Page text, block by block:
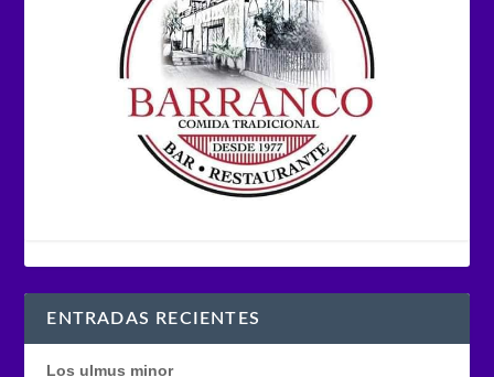
ENTRADAS RECIENTES
Los ulmus minor